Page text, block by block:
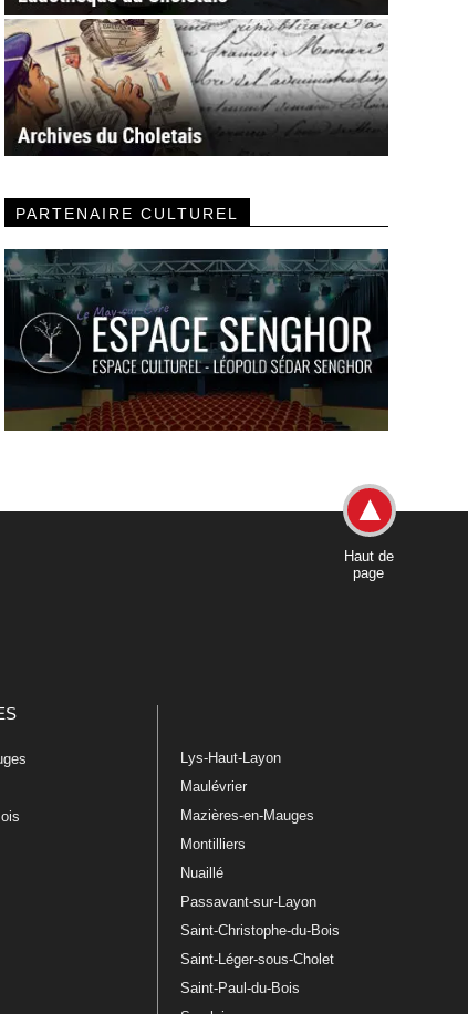
PARTENAIRE CULTUREL
Haut de
page
Lys-Haut-Layon
Maulévrier
Mazières-en-Mauges
Montilliers
Nuaillé
Passavant-sur-Layon
Saint-Christophe-du-Bois
Saint-Léger-sous-Cholet
Saint-Paul-du-Bois